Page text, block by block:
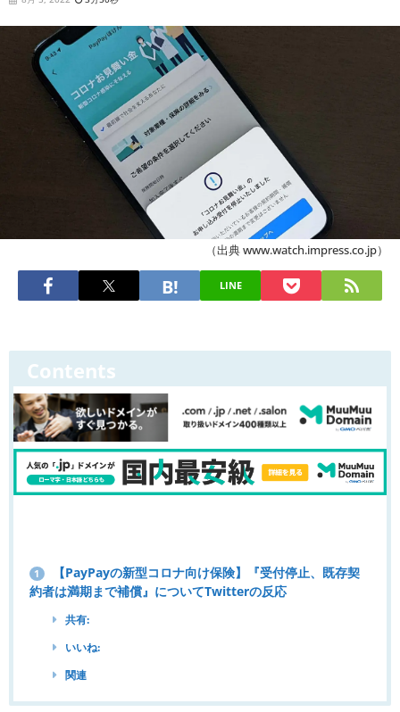
（出典 www.watch.impress.co.jp）
LINE
Contents
1
【PayPayの新型コロナ向け保険】『受付停止、既存契
約者は満期まで補償』についてTwitterの反応
共有:
いいね:
関連